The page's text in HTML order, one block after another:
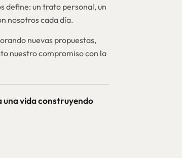
define: un trato personal, un
nosotros cada día.
nuevas propuestas,
nuestro compromiso con la
una vida construyendo